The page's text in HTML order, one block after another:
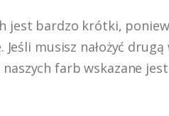
jest bardzo krótki,
musisz nałożyć
farb wskazane